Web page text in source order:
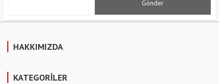
HAKKIMIZDA
KATEGORİLER